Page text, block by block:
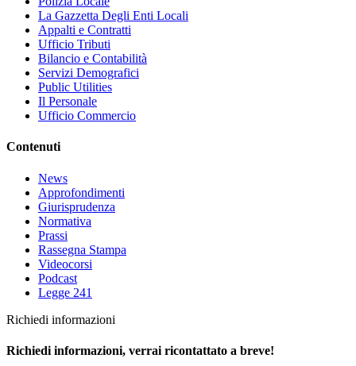
La Gazzetta Degli Enti Locali
Appalti e Contratti
Ufficio Tributi
Bilancio e Contabilità
Servizi Demografici
Public Utilities
Il Personale
Ufficio Commercio
Contenuti
News
Approfondimenti
Giurisprudenza
Normativa
Prassi
Rassegna Stampa
Videocorsi
Podcast
Legge 241
Richiedi informazioni
Richiedi informazioni, verrai ricontattato a breve!